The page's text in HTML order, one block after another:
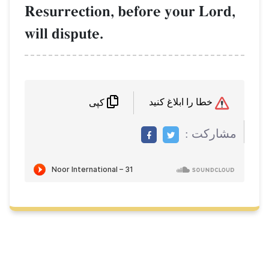
Resurrection, before your Lord,
will dispute.
مشاركت :